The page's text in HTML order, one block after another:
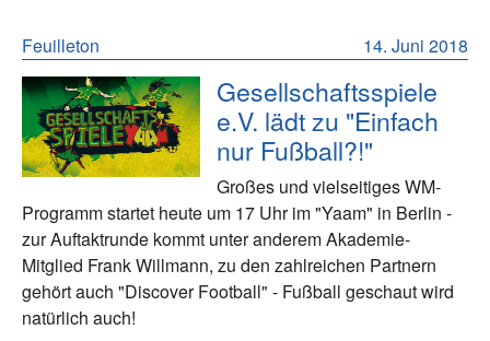
14. Juni 2018
Feuilleton
Gesellschaftsspiele
e.V. lädt zu "Einfach
nur Fußball?!"
Großes und vielseitiges WM-
Programm startet heute um 17 Uhr im "Yaam" in Berlin -
zur Auftaktrunde kommt unter anderem Akademie-
Mitglied Frank Willmann, zu den zahlreichen Partnern
gehört auch "Discover Football" - Fußball geschaut wird
natürlich auch!